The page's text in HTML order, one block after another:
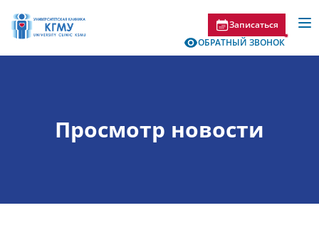
Записаться
ОБРАТНЫЙ ЗВОНОК
Просмотр новости